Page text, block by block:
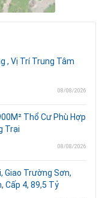
, Vị Trí Trung Tâm
08/08/2026
Thổ Cư Phù Hợp
Trại
08/08/2026
Giao Trường Sơn,
Cấp 4, 89,5 Tỷ